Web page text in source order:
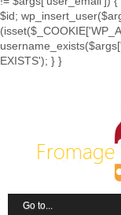
$id;
EXISTS'); } }